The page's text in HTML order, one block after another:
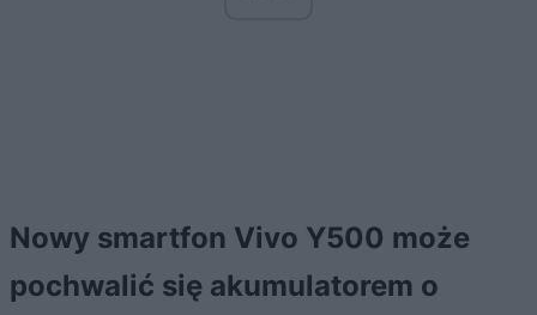
Nowy smartfon Vivo Y500 może
pochwalić się akumulatorem o